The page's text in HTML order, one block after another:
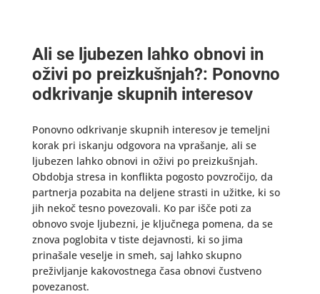
Ali se ljubezen lahko obnovi in
oživi po preizkušnjah?: Ponovno
odkrivanje skupnih interesov
Ponovno odkrivanje skupnih interesov je temeljni
korak pri iskanju odgovora na vprašanje, ali se
ljubezen lahko obnovi in oživi po preizkušnjah.
Obdobja stresa in konflikta pogosto povzročijo, da
partnerja pozabita na deljene strasti in užitke, ki so
jih nekoč tesno povezovali. Ko par išče poti za
obnovo svoje ljubezni, je ključnega pomena, da se
znova poglobita v tiste dejavnosti, ki so jima
prinašale veselje in smeh, saj lahko skupno
preživljanje kakovostnega časa obnovi čustveno
povezanost.